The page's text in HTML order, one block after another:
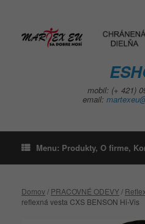
mobil: (+ 421)
email:
Menu: Produkty, O firme,
Domov/ PRACOVNÉ ODEVY/
reflexná vesta CXS BENSON Hi-Vis